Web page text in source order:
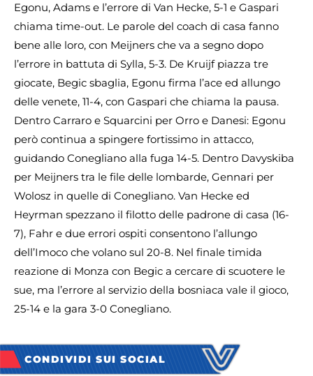
Egonu, Adams e l’errore di Van Hecke, 5-1 e Gaspari
chiama time-out. Le parole del coach di casa fanno
bene alle loro, con Meijners che va a segno dopo
l’errore in battuta di Sylla, 5-3. De Kruijf piazza tre
giocate, Begic sbaglia, Egonu firma l’ace ed allungo
delle venete, 11-4, con Gaspari che chiama la pausa.
Dentro Carraro e Squarcini per Orro e Danesi: Egonu
però continua a spingere fortissimo in attacco,
guidando Conegliano alla fuga 14-5. Dentro Davyskiba
per Meijners tra le file delle lombarde, Gennari per
Wolosz in quelle di Conegliano. Van Hecke ed
Heyrman spezzano il filotto delle padrone di casa (16-
7), Fahr e due errori ospiti consentono l’allungo
dell’Imoco che volano sul 20-8. Nel finale timida
reazione di Monza con Begic a cercare di scuotere le
sue, ma l’errore al servizio della bosniaca vale il gioco,
25-14 e la gara 3-0 Conegliano.
CONDIVIDI SUI SOCIAL